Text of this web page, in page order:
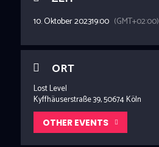
10. Oktober 202319:00 (GMT+02:00)
ORT
Lost Level
Kyffhäuserstraße 39, 50674 Köln
OTHER EVENTS